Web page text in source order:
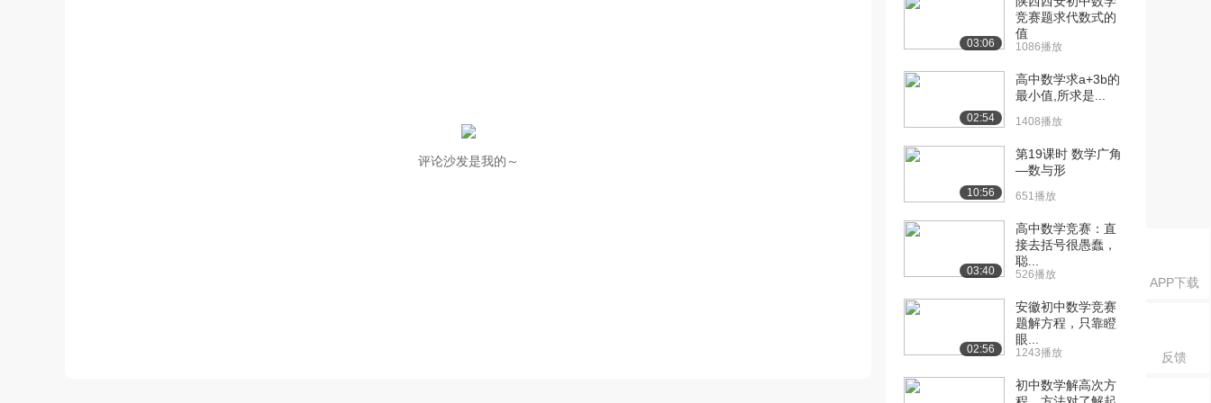
APP下载
反馈
评论沙发是我的～
03:06
竞赛题求代数式的
值
1086播放
02:54
高中数学求a+3b的
最小值,所求是...
1408播放
10:56
第19课时 数学广角
—数与形
651播放
03:40
高中数学竞赛：直
接去括号很愚蠢，
聪...
526播放
02:56
安徽初中数学竞赛
题解方程，只靠瞪
眼...
1243播放
初中数学解高次方